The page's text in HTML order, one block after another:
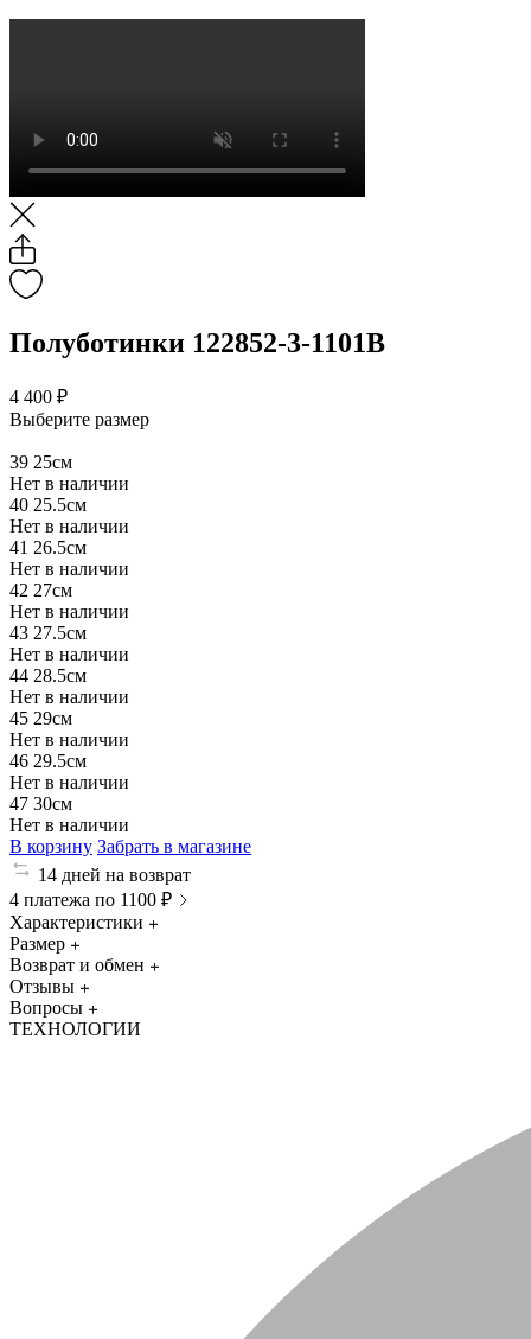
Полуботинки 122852-3-1101B
4 400 ₽
Выберите размер
39 25см
Нет в наличии
40 25.5см
Нет в наличии
41 26.5см
Нет в наличии
42 27см
Нет в наличии
43 27.5см
Нет в наличии
44 28.5см
Нет в наличии
45 29см
Нет в наличии
46 29.5см
Нет в наличии
47 30см
Нет в наличии
В корзину Забрать в магазине
14 дней на возврат
4 платежа по 1100 ₽
Характеристики
Размер
Возврат и обмен
Отзывы
Вопросы
ТЕХНОЛОГИИ